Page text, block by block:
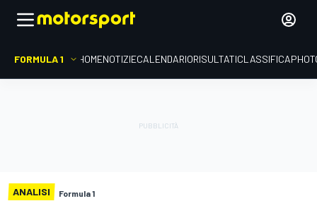
FORMULA 1 HOMENOTIZIECALENDARIORISULTATICLASSIFICA
ANALISI Formula 1